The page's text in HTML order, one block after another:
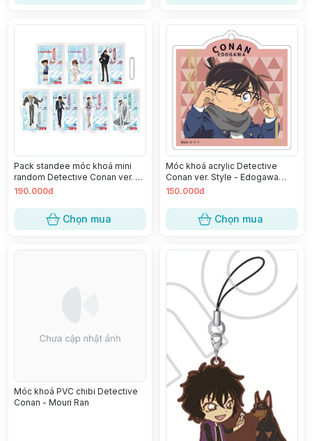
Pack standee móc khoá mini
random Detective Conan ver. G
(1 pack)
190.000đ
Chọn mua
Móc khoá acrylic Detective
Conan ver. Style - Edogawa
Conan
150.000đ
Chọn mua
Móc khoá PVC chibi Detective
Conan - Mouri Ran